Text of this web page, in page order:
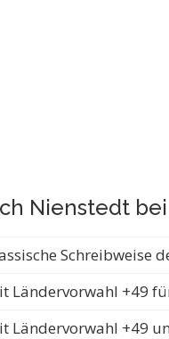
Nienstedt
Schreibweise
Ländervorwahl +49
Ländervorwahl +49